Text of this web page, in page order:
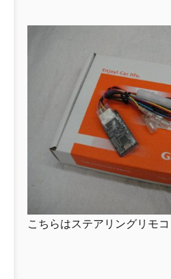
こちらはステアリングリモ